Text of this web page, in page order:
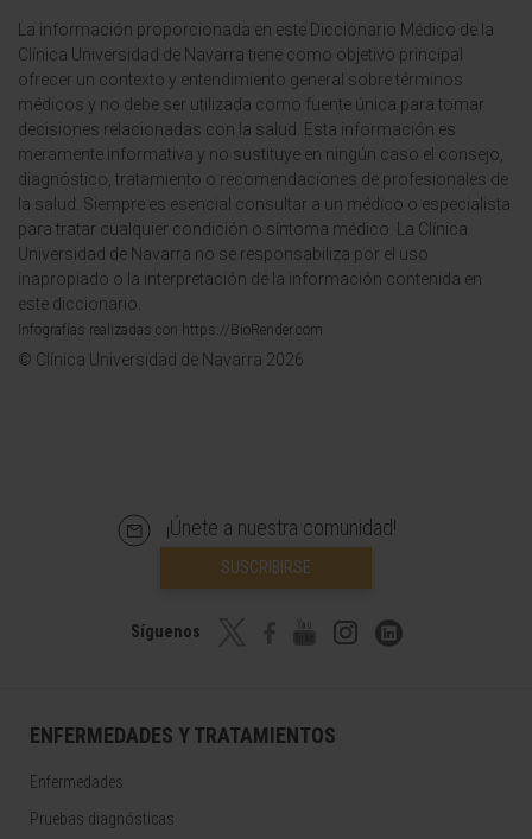
La información proporcionada en este Diccionario Médico de la
Clínica Universidad de Navarra tiene como objetivo principal
ofrecer un contexto y entendimiento general sobre términos
médicos y no debe ser utilizada como fuente única para tomar
decisiones relacionadas con la salud. Esta información es
meramente informativa y no sustituye en ningún caso el consejo,
diagnóstico, tratamiento o recomendaciones de profesionales de
la salud. Siempre es esencial consultar a un médico o especialista
para tratar cualquier condición o síntoma médico. La Clínica
Universidad de Navarra no se responsabiliza por el uso
inapropiado o la interpretación de la información contenida en
este diccionario.
Infografías realizadas con https://BioRender.com
© Clínica Universidad de Navarra 2026
¡Únete a nuestra comunidad!
SUSCRIBIRSE
Síguenos
ENFERMEDADES Y TRATAMIENTOS
Enfermedades
Pruebas diagnósticas